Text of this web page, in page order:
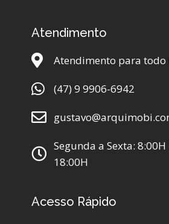
Atendimento
Atendimento para todo
(47) 9 9906-6942
Segunda a Sexta:
18:00H
Acesso Rápido